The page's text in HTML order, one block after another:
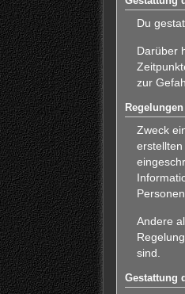
Du
Darüber
zur
Zweck
Andere
sind.
Gestattung